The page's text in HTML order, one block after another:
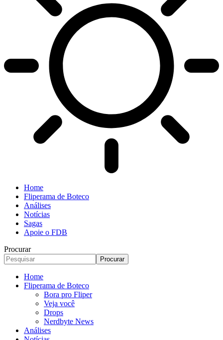
Home
Fliperama de Boteco
Análises
Notícias
Sagas
Apoie o FDB
Procurar
Home
Fliperama de Boteco
Bora pro Fliper
Veja você
Drops
Nerdbyte News
Análises